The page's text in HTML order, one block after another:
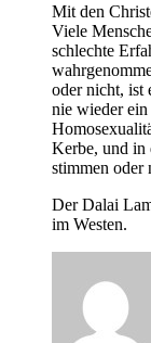
Mit den
Viele
schlechte
oder nicht, ist
nie wieder
Kerbe, und in
stimmen oder
Der Dalai
im Westen.